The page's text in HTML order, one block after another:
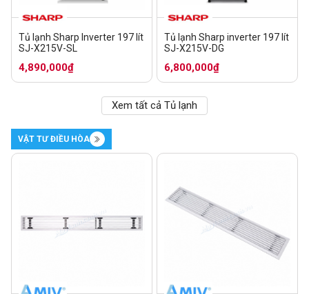
Tủ lạnh Sharp Inverter 197 lít
SJ-X215V-SL
4,890,000₫
Tủ lạnh Sharp inverter 197 lít
SJ-X215V-DG
6,800,000₫
Xem tất cả Tủ lạnh
VẬT TƯ ĐIỀU HÒA